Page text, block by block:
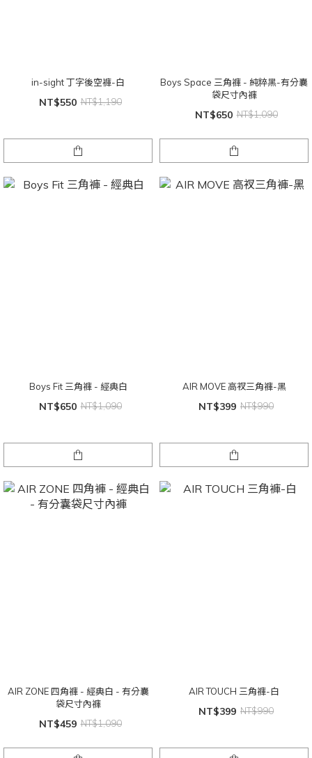
in-sight 丁字後空褲-白
NT$550 NT$1,190
Boys Space 三角褲 - 純粹黑-有分囊
袋尺寸內褲
NT$650 NT$1,090
Boys Fit 三角褲 - 經典白
NT$650 NT$1,090
AIR MOVE 高衩三角褲-黑
NT$399 NT$990
AIR ZONE 四角褲 - 經典白 - 有分囊
袋尺寸內褲
NT$459 NT$1,090
AIR TOUCH 三角褲-白
NT$399 NT$990